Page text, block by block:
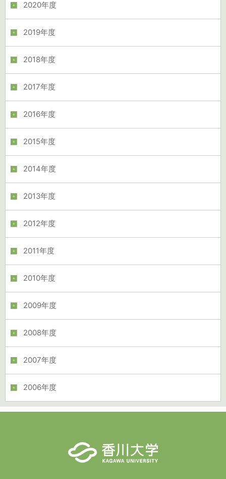
2020年度
2019年度
2018年度
2017年度
2016年度
2015年度
2014年度
2013年度
2012年度
2011年度
2010年度
2009年度
2008年度
2007年度
2006年度